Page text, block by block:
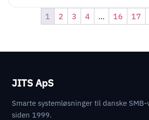
1 2 3 4 … 16 17
JITS ApS
Smarte systemløsninger til danske
siden 1999.